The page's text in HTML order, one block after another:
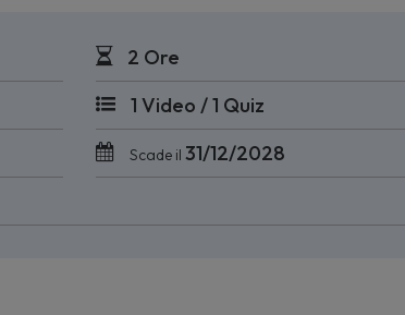
2 Ore
1 Video / 1 Quiz
Scade il31/12/2028